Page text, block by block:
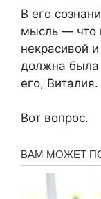
В его
мысль — что
некрасивой
должна была
его, Виталия.
Вот вопрос.